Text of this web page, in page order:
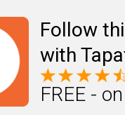
Follow
with
FREE -